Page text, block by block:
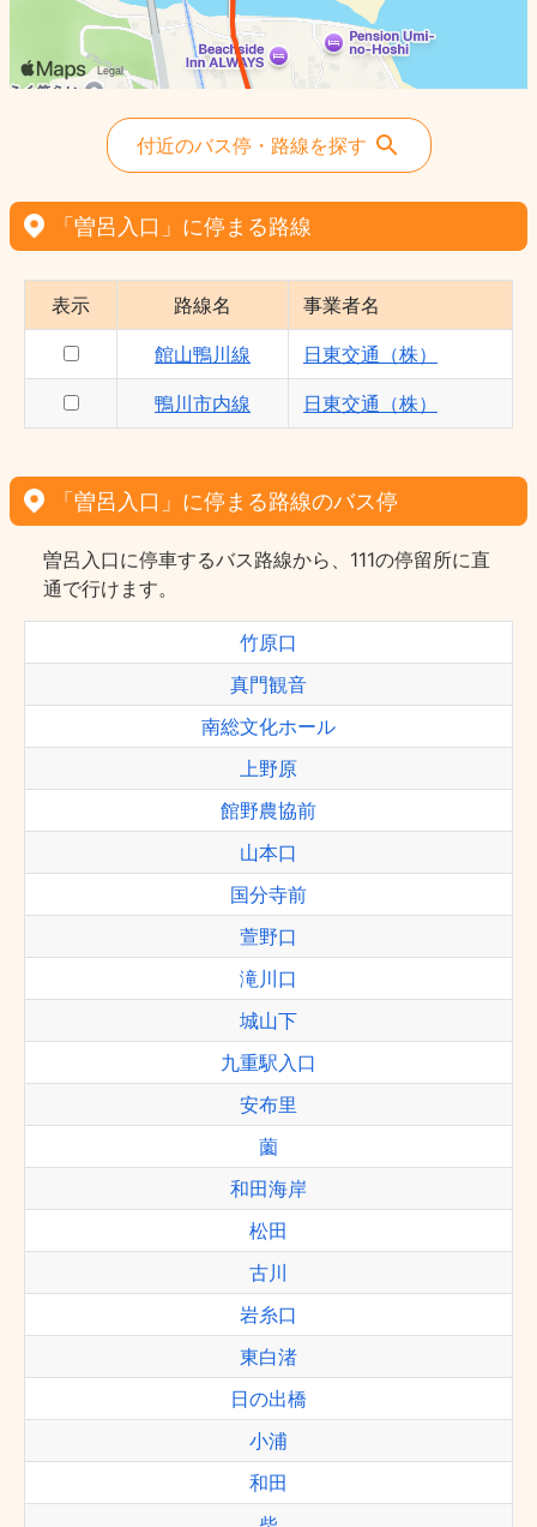
付近のバス停・路線を探す
「曽呂入口」に停まる路線
表示 路線名 事業者名
館山鴨川線 日東交通（株）
鴨川市内線 日東交通（株）
「曽呂入口」に停まる路線のバス停
曽呂入口に停車するバス路線から、111の停留所に直
通で行けます。
竹原口
真門観音
南総文化ホール
上野原
館野農協前
山本口
国分寺前
萱野口
滝川口
城山下
九重駅入口
安布里
薗
和田海岸
松田
古川
岩糸口
東白渚
日の出橋
小浦
和田